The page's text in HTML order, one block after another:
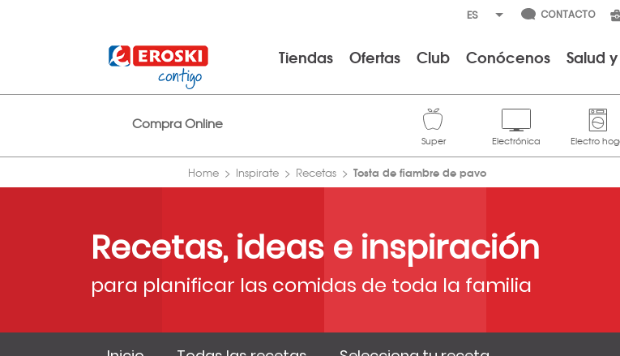
CONTACTO
Tiendas Ofertas Club Conócenos Salud
Compra Online
Home Inspirate Recetas Tosta de fiambre de pavo
Recetas, ideas e inspiración
para planificar las comidas de toda la familia